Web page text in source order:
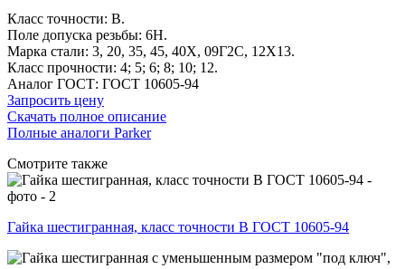
Класс точности: В.
Поле допуска резьбы: 6H.
Марка стали: 3, 20, 35, 45, 40Х, 09Г2С, 12Х13.
Класс прочности: 4; 5; 6; 8; 10; 12.
Аналог ГОСТ: ГОСТ 10605-94
Запросить цену
Скачать полное описание
Полные аналоги Parker
Смотрите также
Гайка шестигранная, класс точности В ГОСТ 10605-94